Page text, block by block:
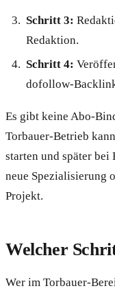
Schritt 3:
Redaktion.
Schritt 4:
dofollow-
Es gibt keine Abo-
Torbauer-Betrieb
starten und später
neue Spezialisierung
Projekt.
Welcher
Wer im Torbauer-